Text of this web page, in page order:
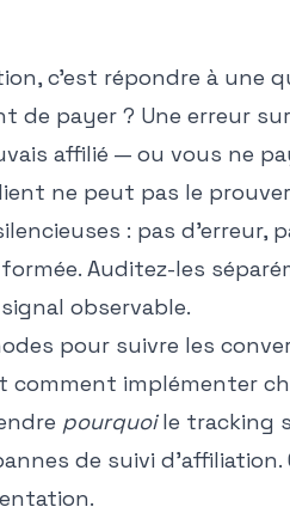
c'est répondre à une
de payer ? Une erreur
affilié — ou vous ne
ne peut pas le
: pas d'erreur,
Auditez-les
observable.
pour suivre les
comment implémenter
pourquoile tracking
de suivi d'affiliation